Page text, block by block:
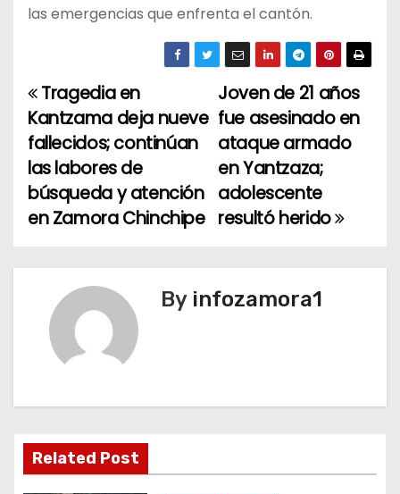
las emergencias que enfrenta el cantón.
N
a
v
e
ó
n
d
Joven de 21 años
fue asesinado en
ataque armado
en Yantzaza;
adolescente
resultó herido
Tragedia en
Kantzama deja nueve
fallecidos; continúan
las labores de
búsqueda y atención
en Zamora Chinchipe
By infozamora1
Related Post